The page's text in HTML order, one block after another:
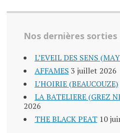
Nos dernières sorties
L’EVEIL DES SENS
AFFAMES 3 juillet 2026
L’HOIRIE (BEAUCOUZE)
LA BATELIERE (GREZ
2026
THE BLACK PEAT 10